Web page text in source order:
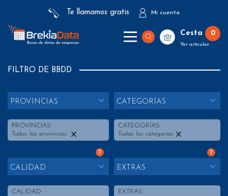
Te llamamos gratis Mi cuenta
Cesta 0
Ver artículos
FILTRO DE BBDD
PROVINCIAS
PROVINCIAS
Todas las provincias
CATEGORÍAS
CATEGORÍAS
Todas las categorías
?
CALIDAD
CALIDAD
?
EXTRAS
EXTRAS